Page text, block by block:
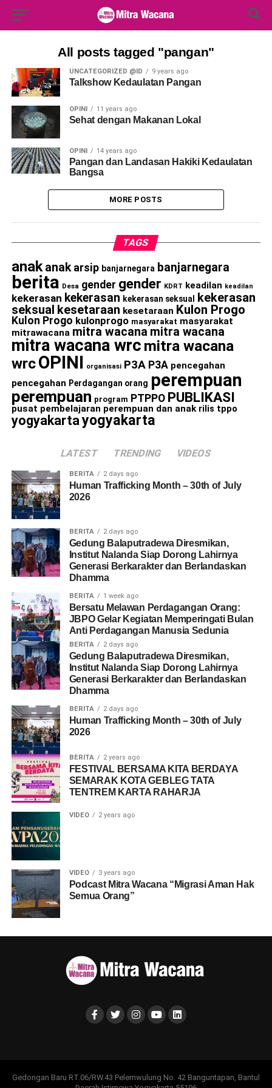
for:
All posts tagged "pangan"
UNCATEGORIZED @ID 9 years ago
Talkshow Kedaulatan Pangan
OPINI 11 years ago
Sehat dengan Makanan Lokal
OPINI 14 years ago
Pangan dan Landasan Hakiki Kedaulatan
Bangsa
MORE POSTS
TAGS
anak anak arsip banjarnegara banjarnegara
berita Desa gender gender KDRT keadilan keadilan
kekerasan kekerasan kekerasan seksual
kekerasan
seksual kesetaraan kesetaraan Kulon Progo
Kulon Progo kulonprogo masyarakat masyarakat
mitrawacana mitra wacana mitra wacana
mitra wacana wrc mitra wacana
wrcOPINI organisasi P3A P3A pencegahan
pencegahan Perdagangan orang perempuan
perempuan program PTPPO PUBLIKASI
pusat pembelajaran perempuan dan anak rilis tppo
yogyakartayogyakarta
LATEST TRENDING VIDEOS
BERITA 2 days ago
Human Trafficking Month – 30th of July
2026
BERITA 2 days ago
Gedung Balaputradewa Diresmikan,
Institut Nalanda Siap Dorong Lahirnya
Generasi Berkarakter dan Berlandaskan
Dhamma
BERITA 1 week ago
Bersatu Melawan Perdagangan Orang:
JBPO Gelar Kegiatan Memperingati Bulan
Anti Perdagangan Manusia Sedunia
BERITA 2 days ago
Gedung Balaputradewa Diresmikan,
Institut Nalanda Siap Dorong Lahirnya
Generasi Berkarakter dan Berlandaskan
Dhamma
BERITA 2 days ago
Human Trafficking Month – 30th of July
2026
BERITA 2 years ago
FESTIVAL BERSAMA KITA BERDAYA
SEMARAK KOTA GEBLEG TATA
TENTREM KARTA RAHARJA
VIDEO 2 years ago
VIDEO 3 years ago
Podcast Mitra Wacana “Migrasi Aman Hak
Semua Orang”
Gedongan Baru RT.06/RW.43 Pelemwulung No. 42 Banguntapan, Bantul